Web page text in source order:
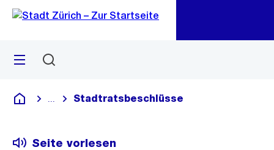
Navigation
Sprunglink
Menü
Deutsch
Blende alle Breadcrumbs ein
Stadtratsbeschlüsse
Seite vorlesen